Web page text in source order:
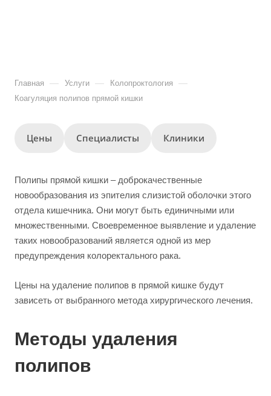
Главная — Услуги — Колопроктология —
Коагуляция полипов прямой кишки
Цены Специалисты Клиники
Полипы прямой кишки – доброкачественные
новообразования из эпителия слизистой оболочки этого
отдела кишечника. Они могут быть единичными или
множественными. Своевременное выявление и удаление
таких новообразований является одной из мер
предупреждения колоректального рака.
Цены на удаление полипов в прямой кишке будут
зависеть от выбранного метода хирургического лечения.
Методы удаления
полипов